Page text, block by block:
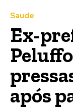
Saude
Ex-
após